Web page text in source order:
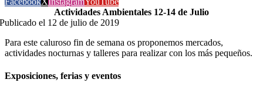
Actividades Ambientales 12-14 de Julio
Publicado el 12 de julio de 2019
Para este caluroso fin de semana os proponemos mercados,
actividades nocturnas y talleres para realizar con los más pequeños.
Exposiciones, ferias y eventos